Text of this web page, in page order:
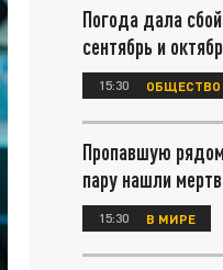
Погода дала
сентябрь и
15:30 ОБЩЕСТВО
Пропавшую
пару нашли
15:30 В МИРЕ